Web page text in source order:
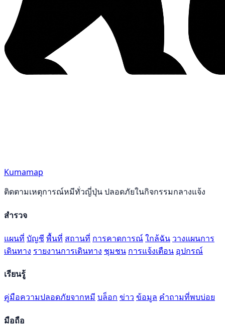
Kumamap
ติดตามเหตุการณ์หมีทั่วญี่ปุ่น ปลอดภัยในกิจกรรมกลางแจ้ง
สำรวจ
แผนที่ บัญชี พื้นที่ สถานที่ การคาดการณ์ใกล้ฉัน วางแผนการ
เดินทาง รายงานการเดินทาง ชุมชน การแจ้งเตือน อุปกรณ์
เรียนรู้
คู่มือความปลอดภัยจากหมี บล็อก ข่าว ข้อมูล คำถามที่พบบ่อย
มือถือ